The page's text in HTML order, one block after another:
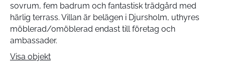
sovrum, fem badrum och fantastisk trädgård med
härlig terrass. Villan är belägen i Djursholm, uthyres
möblerad/omöblerad endast till företag och
ambassader.
Visa objekt